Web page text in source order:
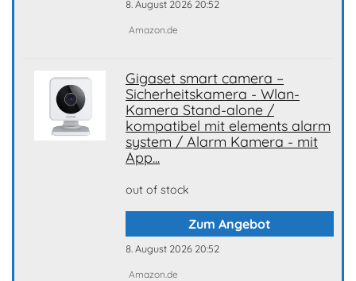
8. August 2026 20:52
Amazon.de
Gigaset smart camera –
Sicherheitskamera - Wlan-
Kamera Stand-alone /
kompatibel mit elements alarm
system / Alarm Kamera - mit
App...
out of stock
Zum Angebot
8. August 2026 20:52
Amazon.de